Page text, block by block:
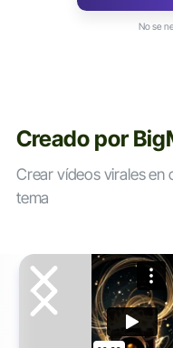
No se
Creado por
Crear vídeos virales en
tema